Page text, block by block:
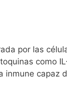
por las
como
inmune capaz